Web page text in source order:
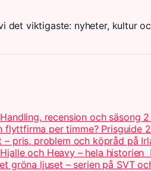
det viktigaste: nyheter, kultur
recension och säsong
flyttfirma per timme? Prisguide
– pris, problem och köpråd på
och Heavy – hela historien
gröna ljuset – serien på SVT